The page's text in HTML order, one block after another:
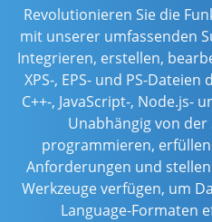
Revolutionieren Sie die
mit unserer umfassenden
Integrieren, erstellen,
XPS-, EPS- und PS-Dateien
C++-, JavaScript-, Node.js-
Unabhängig von der
programmieren,
Anforderungen und
Werkzeuge verfügen, um
Language-Formaten